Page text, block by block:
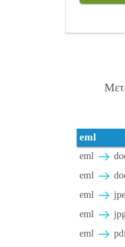
eml
eml
eml
eml
eml
eml